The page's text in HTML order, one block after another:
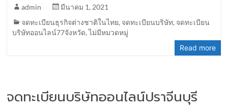
admin
มีนาคม 1, 2021
จดทะเบียนธุรกิจต่างชาติในไทย, จดทะเบียนบริษัท, จดทะเบียน
บริษัทออนไลน์77จังหวัด,ไม่มีหมวดหมู่
Read more
จดทะเบียนบริษัทออนไลน์ปราจีนบุรี